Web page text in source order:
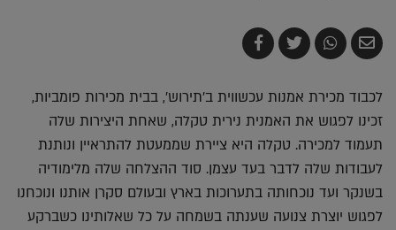
שלח
בדואר
שתף
ב-
צייץ
ב-
שתף
ב-
לכבוד מכירת אמנות עכשווית ב'תירוש', בבית מכירות פומביות,
זכינו לפגוש את האמנית נירית טקלה, שאחת היצירות שלה
תעמוד למכירה. טקלה היא ציירת שממעטת להתראיין ונותנת
לעבודות שלה לדבר בעד עצמן. סוד ההצלחה שלה מלימודיה
בשנקר ועד נוכחותה בתערוכות בארץ ובעולם סקרן אותנו ונוכחנו
לפגוש יוצרת צנועה שענתה בשמחה על כל שאלותינו כשברקע